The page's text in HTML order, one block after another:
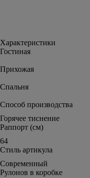
Характеристики
Гостиная
Прихожая
Спальня
Способ производства
Горячее тиснение
Раппорт (см)
64
Стиль артикула
Современный
Рулонов в коробке